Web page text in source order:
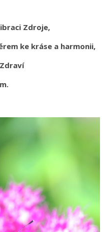
Zdroje,
ke kráse a harmonii,